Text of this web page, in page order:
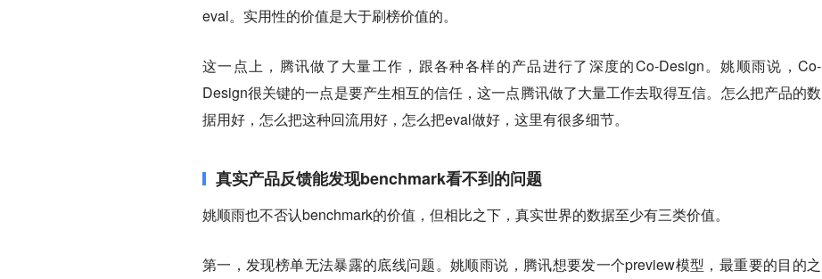
eval。实用性的价值是大于刷榜价值的。
这一点上，腾讯做了大量工作，跟各种各样的产品进行了深度的Co-Design。姚顺雨说，Co-
Design很关键的一点是要产生相互的信任，这一点腾讯做了大量工作去取得互信。怎么把产品的数
据用好，怎么把这种回流用好，怎么把eval做好，这里有很多细节。
真实产品反馈能发现benchmark看不到的问题
姚顺雨也不否认benchmark的价值，但相比之下，真实世界的数据至少有三类价值。
第一，发现榜单无法暴露的底线问题。姚顺雨说，腾讯想要发一个preview模型，最重要的目的之